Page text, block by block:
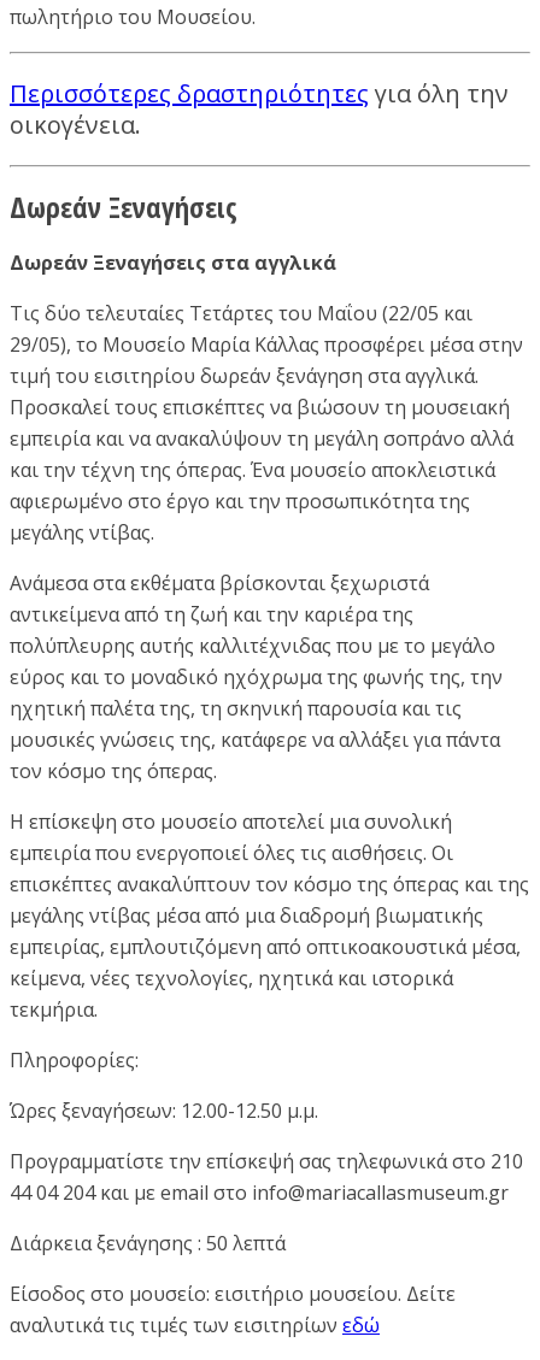
πωλητήριο του Μουσείου.
Περισσότερες δραστηριότητεςγια όλη την
οικογένεια.
Δωρεάν Ξεναγήσεις
Δωρεάν Ξεναγήσεις στα αγγλικά
Τις δύο τελευταίες Τετάρτες του Μαΐου (22/05 και
29/05), το Μουσείο Μαρία Κάλλας προσφέρει μέσα στην
τιμή του εισιτηρίου δωρεάν ξενάγηση στα αγγλικά.
Προσκαλεί τους επισκέπτες να βιώσουν τη μουσειακή
εμπειρία και να ανακαλύψουν τη μεγάλη σοπράνο αλλά
και την τέχνη της όπερας. Ένα μουσείο αποκλειστικά
αφιερωμένο στο έργο και την προσωπικότητα της
μεγάλης ντίβας.
Ανάμεσα στα εκθέματα βρίσκονται ξεχωριστά
αντικείμενα από τη ζωή και την καριέρα της
πολύπλευρης αυτής καλλιτέχνιδας που με το μεγάλο
εύρος και το μοναδικό ηχόχρωμα της φωνής της, την
ηχητική παλέτα της, τη σκηνική παρουσία και τις
μουσικές γνώσεις της, κατάφερε να αλλάξει για πάντα
τον κόσμο της όπερας.
Η επίσκεψη στο μουσείο αποτελεί μια συνολική
εμπειρία που ενεργοποιεί όλες τις αισθήσεις. Οι
επισκέπτες ανακαλύπτουν τον κόσμο της όπερας και της
μεγάλης ντίβας μέσα από μια διαδρομή βιωματικής
εμπειρίας, εμπλουτιζόμενη από οπτικοακουστικά μέσα,
κείμενα, νέες τεχνολογίες, ηχητικά και ιστορικά
τεκμήρια.
Πληροφορίες:
Ώρες ξεναγήσεων: 12.00-12.50 μ.μ.
Προγραμματίστε την επίσκεψή σας τηλεφωνικά στο 210
44 04 204 και με email στο info@mariacallasmuseum.gr
Διάρκεια ξενάγησης : 50 λεπτά
Είσοδος στο μουσείο: εισιτήριο μουσείου. Δείτε
αναλυτικά τις τιμές των εισιτηρίων εδώ